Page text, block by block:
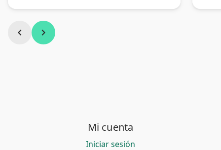
chevron_left chevron_right
Mi cuenta
Iniciar sesión